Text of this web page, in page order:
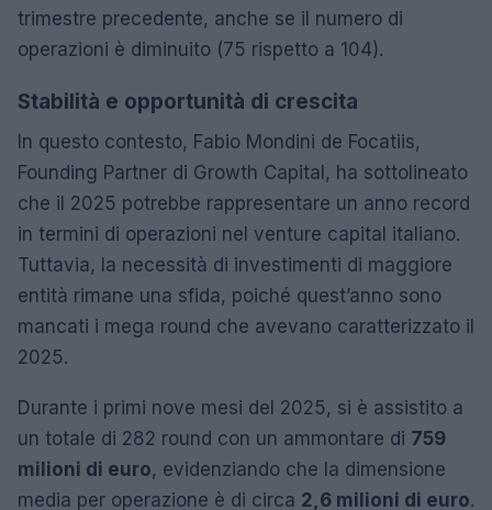
trimestre precedente, anche se il numero di
operazioni è diminuito (75 rispetto a 104).
Stabilità e opportunità di crescita
In questo contesto, Fabio Mondini de Focatiis,
Founding Partner di Growth Capital, ha sottolineato
che il 2025 potrebbe rappresentare un anno record
in termini di operazioni nel venture capital italiano.
Tuttavia, la necessità di investimenti di maggiore
entità rimane una sfida, poiché quest’anno sono
mancati i mega round che avevano caratterizzato il
2025.
Durante i primi nove mesi del 2025, si è assistito a
un totale di 282 round con un ammontare di 759
milioni di euro, evidenziando che la dimensione
media per operazione è di circa 2,6 milioni di euro.